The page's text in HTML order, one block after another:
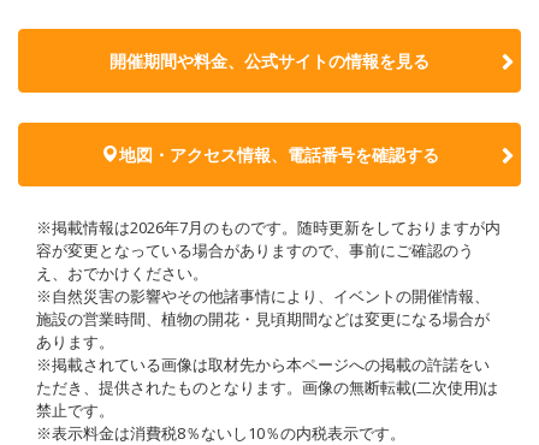
開催期間や料金、公式サイトの情報を見る
地図・アクセス情報、電話番号を確認する
※掲載情報は2026年7月のものです。随時更新をしておりますが内
容が変更となっている場合がありますので、事前にご確認のう
え、おでかけください。
※自然災害の影響やその他諸事情により、イベントの開催情報、
施設の営業時間、植物の開花・見頃期間などは変更になる場合が
あります。
※掲載されている画像は取材先から本ページへの掲載の許諾をい
ただき、提供されたものとなります。画像の無断転載(二次使用)は
禁止です。
※表示料金は消費税8％ないし10％の内税表示です。